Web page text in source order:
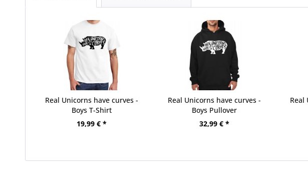
Real Unicorns have curves -
Boys T-Shirt
19,99 € *
Real Unicorns have curves -
Boys Pullover
32,99 € *
Real